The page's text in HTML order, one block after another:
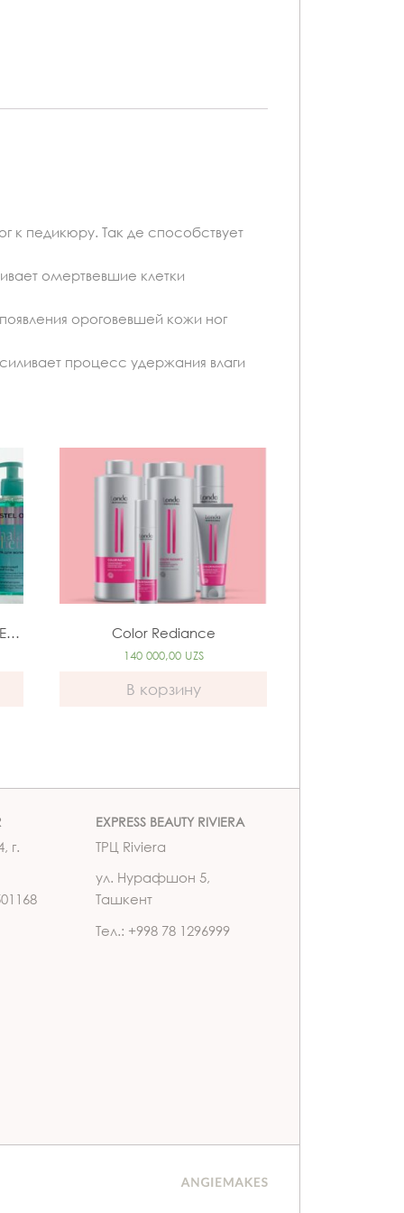
педикюру. Так де способствует
омертвевшие клетки
ороговевшей кожи ног
процесс удержания влаги
OTIUM THALASSO THERAPY DETOX Color Rediance
140 000,00 UZS
В корзину
г.
EXPRESS BEAUTY RIVIERA
ТРЦ Riviera
ул. Нурафшон 5,
Ташкент
Тел.: +998 78 1296999